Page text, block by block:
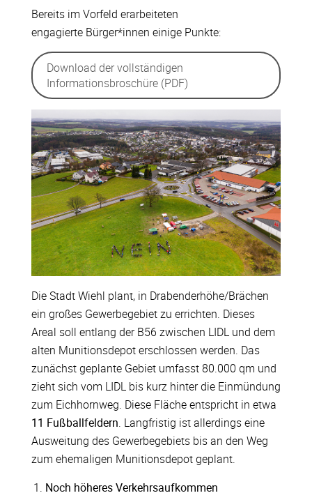
Bereits im Vorfeld erarbeiteten
engagierte Bürger*innen einige Punkte:
Download der vollständigen
Informationsbroschüre (PDF)
Die Stadt Wiehl plant, in Drabenderhöhe/Brächen
ein großes Gewerbegebiet zu errichten. Dieses
Areal soll entlang der B56 zwischen LIDL und dem
alten Munitionsdepot erschlossen werden. Das
zunächst geplante Gebiet umfasst 80.000 qm und
zieht sich vom LIDL bis kurz hinter die Einmündung
zum Eichhornweg. Diese Fläche entspricht in etwa
11 Fußballfeldern. Langfristig ist allerdings eine
Ausweitung des Gewerbegebiets bis an den Weg
zum ehemaligen Munitionsdepot geplant.
Noch höheres Verkehrsaufkommen